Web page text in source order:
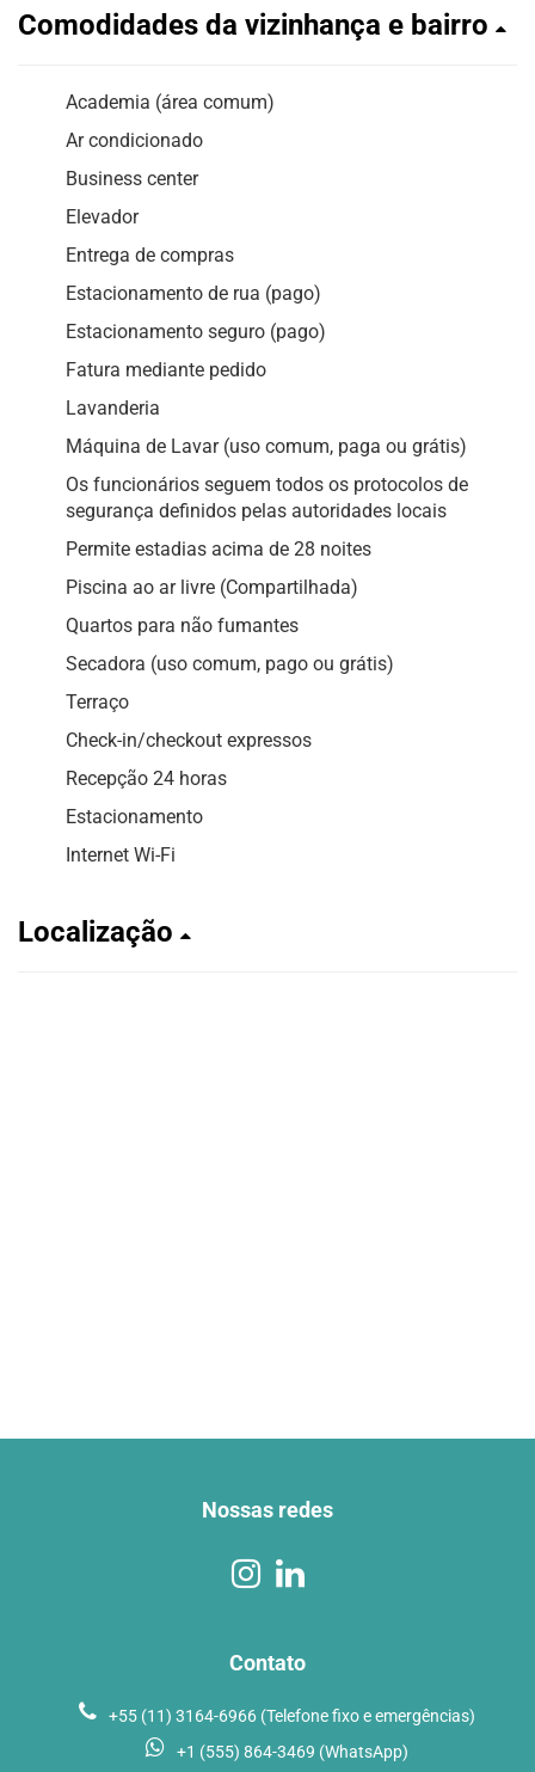
Comodidades da vizinhança e bairro
Academia (área comum)
Ar condicionado
Business center
Elevador
Entrega de compras
Estacionamento de rua (pago)
Estacionamento seguro (pago)
Fatura mediante pedido
Lavanderia
Máquina de Lavar (uso comum, paga ou grátis)
Os funcionários seguem todos os protocolos de
segurança definidos pelas autoridades locais
Permite estadias acima de 28 noites
Piscina ao ar livre (Compartilhada)
Quartos para não fumantes
Secadora (uso comum, pago ou grátis)
Terraço
Check-in/checkout expressos
Recepção 24 horas
Estacionamento
Internet Wi-Fi
Localização
Nossas redes
Contato
+55 (11) 3164-6966 (Telefone fixo e emergências)
+1 (555) 864-3469 (WhatsApp)